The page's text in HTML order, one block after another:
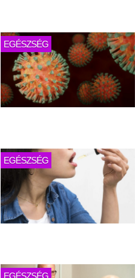
EGÉSZSÉG
EGÉSZSÉG
EGÉSZSÉG